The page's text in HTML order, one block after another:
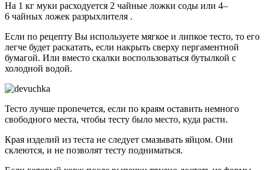
На 1 кг муки расходуется 2 чайные ложки соды или 4–
6 чайных ложек разрыхлителя .
Если по рецепту Вы используете мягкое и липкое тесто, то его
легче будет раскатать, если накрыть сверху пергаментной
бумагой. Или вместо скалки воспользоваться бутылкой с
холодной водой.
Тесто лучше пропечется, если по краям оставить немного
свободного места, чтобы тесту было место, куда расти.
Края изделий из теста не следует смазывать яйцом. Они
склеются, и не позволят тесту подниматься.